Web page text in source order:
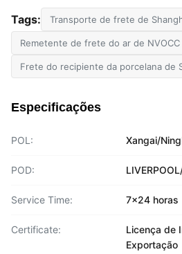
Tags: Transporte de frete de
Remetente de frete do ar de NVOCC
Frete do recipiente da porcelana de
Especificações
POL: Xangai/
POD:
Service Time: 7x24 horas
Certificate:
Licença de
Exportação